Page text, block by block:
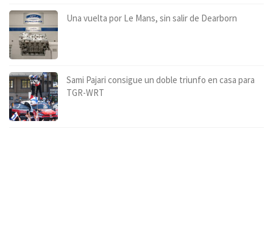
Una vuelta por Le Mans, sin salir de Dearborn
Sami Pajari consigue un doble triunfo en casa para
TGR-WRT